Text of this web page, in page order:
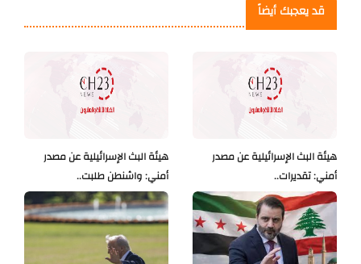
قد يعجبك أيضاً
هيئة البث الإسرائيلية عن مصدر
أمني: واشنطن طلبت..
هيئة البث الإسرائيلية عن مصدر
أمني: تقديرات..